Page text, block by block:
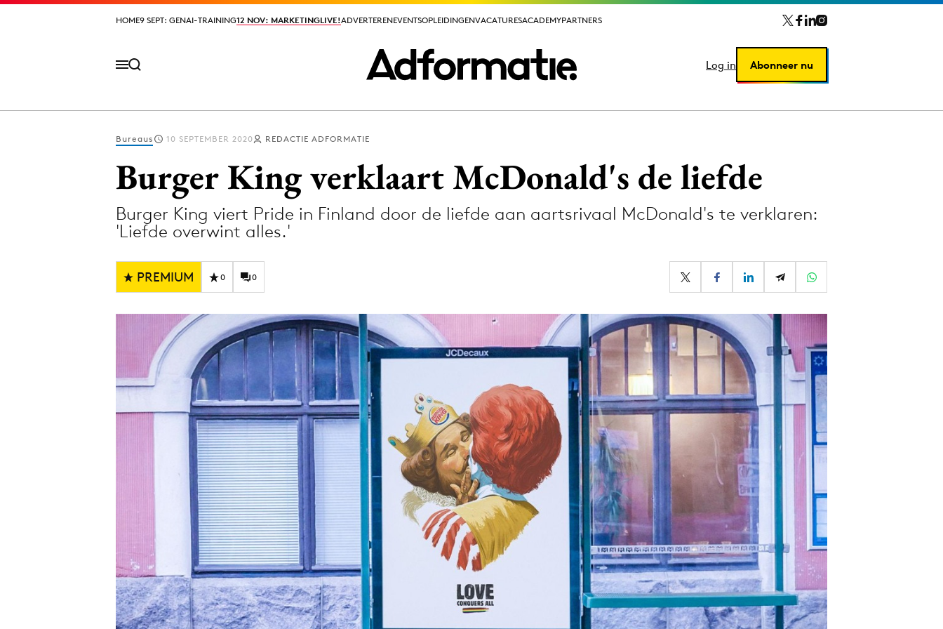
HOME9 SEPT: GENAI-TRAINING12 NOV: MARKETINGLIVE!ADVERTERENEVENTSOPLEIDINGENVACATURESACADEMYPARTNERS
Log in Abonneer nu
HOME9 SEPT: GENAI-TRAINING12 NOV: MARKETINGLIVE!ADVERTERENEVENTSOPLEIDINGENVACATURESACADEMYPARTNERS
Log in Abonneer nu
Digital transformation
Diversiteit
Effectiviteit
Gedragsverandering
Influencer marketing
Interne communicatie
Martech
Programmatic
Purpose Marketing
Reputatie & crisis
Bureaus 10 SEPTEMBER 2020 REDACTIE ADFORMATIE
Burger King verklaart McDonald's de liefde
Burger King viert Pride in Finland door de liefde aan aartsrivaal McDonald's te verklaren:
'Liefde overwint alles.'
PREMIUM 0 0